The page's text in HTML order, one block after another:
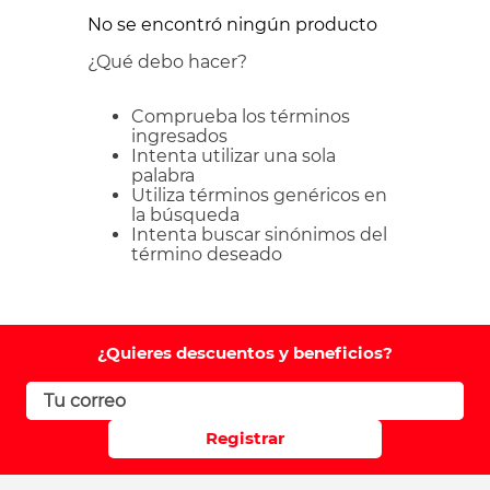
No se encontró ningún producto
¿Qué debo hacer?
Comprueba los términos
ingresados
Intenta utilizar una sola
palabra
Utiliza términos genéricos en
la búsqueda
Intenta buscar sinónimos del
término deseado
¿Quieres descuentos y beneficios?
Registrar